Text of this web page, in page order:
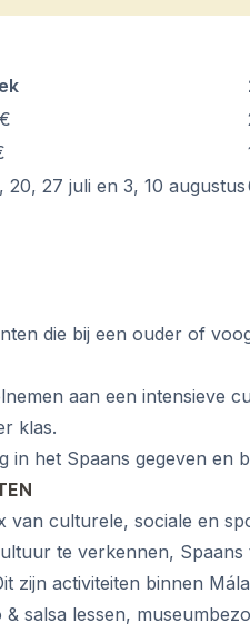
Avondgroepscursus
Examenvoorbereiding
Examenvoorbereiding
Bestemmingen
Jonge volwassenen
Zomerkamp
Jonge volwassenen
Zomerkamp
Zomerkampen (12-17
Barcelona
Madrid
Málaga
20, 27 juli en 3, 10 augustus
die bij een ouder of
aan een intensieve
klas.
in het Spaans gegeven
van culturele, sociale en
te verkennen,
zijn activiteiten binnen
salsa lessen,